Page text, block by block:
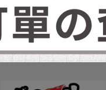
(MEGAHOUSE) 日版 益智
桌遊 買一條魚! 河豚趣味拼
圖
NT$479NT$599